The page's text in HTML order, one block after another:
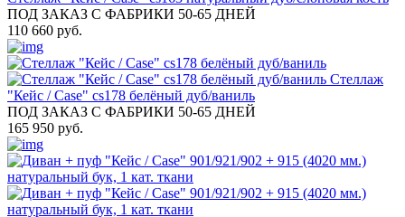
ПОД ЗАКАЗ С ФАБРИКИ 50-65 ДНЕЙ
110 660 руб.
Стеллаж
"Кейс / Case" cs178 белёный дуб/ваниль
ПОД ЗАКАЗ С ФАБРИКИ 50-65 ДНЕЙ
165 950 руб.